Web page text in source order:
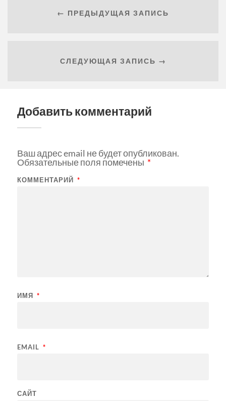
← ПРЕДЫДУЩАЯ ЗАПИСЬ
СЛЕДУЮЩАЯ ЗАПИСЬ →
Добавить комментарий
Ваш адрес email не будет опубликован.
Обязательные поля помечены *
КОММЕНТАРИЙ *
ИМЯ *
EMAIL *
САЙТ